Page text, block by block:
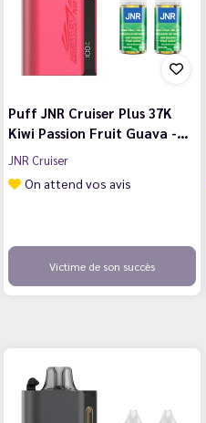
Puff JNR Cruiser Plus 37K
Kiwi Passion Fruit Guava -…
JNR Cruiser
On attend vos avis
Victime de son succès